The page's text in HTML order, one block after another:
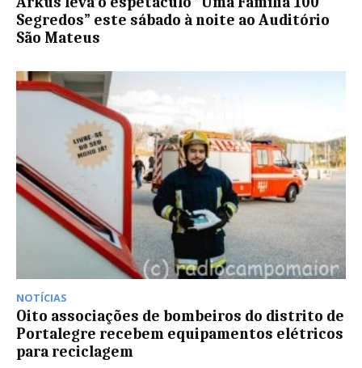
Segredos” este sábado à noite ao Auditório
São Mateus
NOTÍCIAS
Oito associações de bombeiros do distrito de
Portalegre recebem equipamentos elétricos
para reciclagem